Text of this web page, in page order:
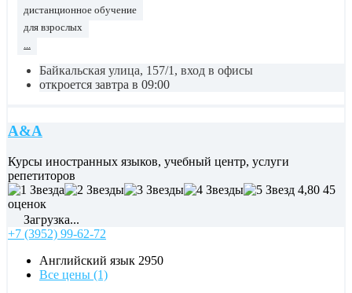
дистанционное обучение
для взрослых
...
Байкальская улица, 157/1, вход в офисы
откроется завтра в 09:00
А&А
Курсы иностранных языков, учебный центр, услуги
репетиторов
4,80 45
оценок
Загрузка...
+7 (3952) 99-62-72
Английский язык 2950
Все цены (1)